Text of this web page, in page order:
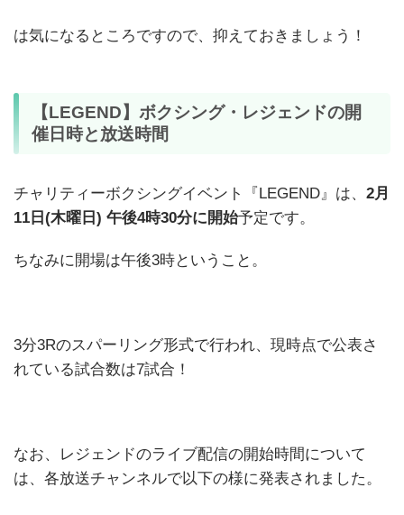
は気になるところですので、抑えておきましょう！
【LEGEND】ボクシング・レジェンドの開
催日時と放送時間
チャリティーボクシングイベント『LEGEND』は、 2月
11日(木曜日) 午後4時30分に開始予定です。
ちなみに開場は午後3時ということ。
3分3Rのスパーリング形式で行われ、現時点で公表さ
れている試合数は7試合！
なお、レジェンドのライブ配信の開始時間について
は、各放送チャンネルで以下の様に発表されました。